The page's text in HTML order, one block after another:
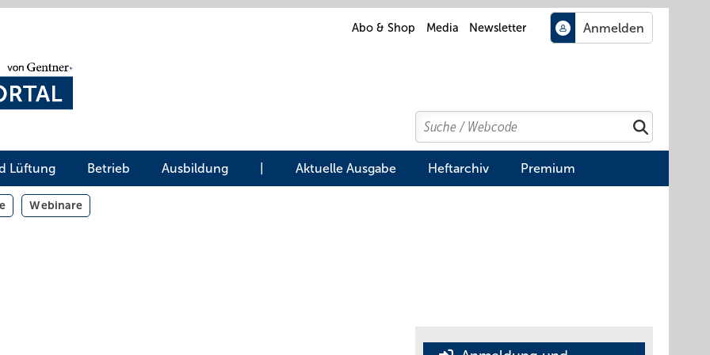
Abo & Shop Media Newsletter
Search
Suchen
Lüftung Betrieb Ausbildung Aktuelle Ausgabe Heftarchiv Premium
Webinare